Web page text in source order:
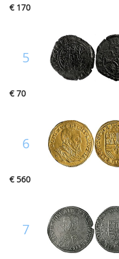
€ 170
5
€ 70
6
€ 560
7